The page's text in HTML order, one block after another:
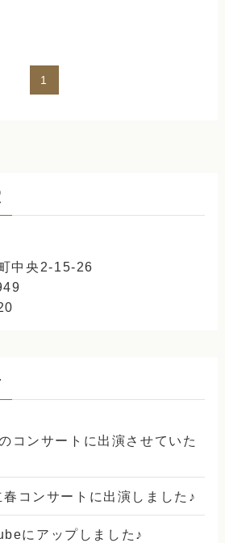
1
中央2-15-26
コンサートに出演させていた
春コンサートに出演しました♪
にアップしました♪